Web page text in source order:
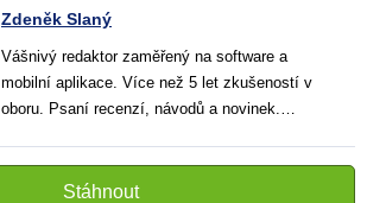
Zdeněk Slaný
Vášnivý redaktor zaměřený na software a
mobilní aplikace. Více než 5 let zkušeností v
oboru. Psaní recenzí, návodů a novinek.
pomáhají čtenářům lépe porozumět a využít
moderní technologie.
Stáhnout